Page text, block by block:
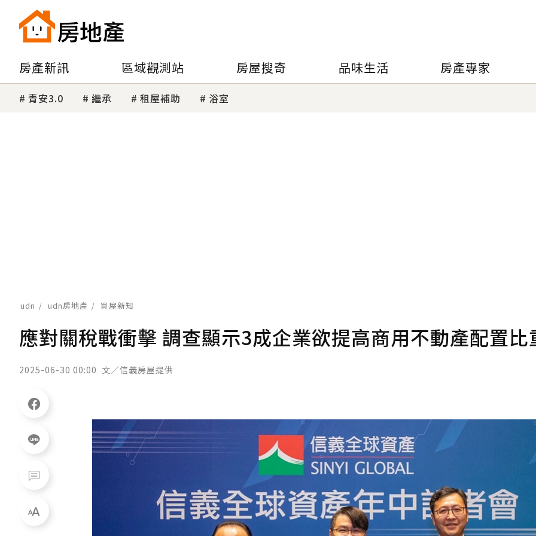
房產新訊 區域觀測站 房屋搜奇 品味生活 房產專家
青安3.0 繼承 租屋補助 浴室
udn udn房地產 買屋新知
應對關稅戰衝擊 調查顯示3成企業欲提高商用不動產配置比
2025-06-30 00:00 文／信義房屋提供